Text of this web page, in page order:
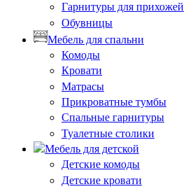
Гарнитуры для прихожей
Обувницы
Мебель для спальни
Комоды
Кровати
Матрасы
Прикроватные тумбы
Спальные гарнитуры
Туалетные столики
Мебель для детской
Детские комоды
Детские кровати